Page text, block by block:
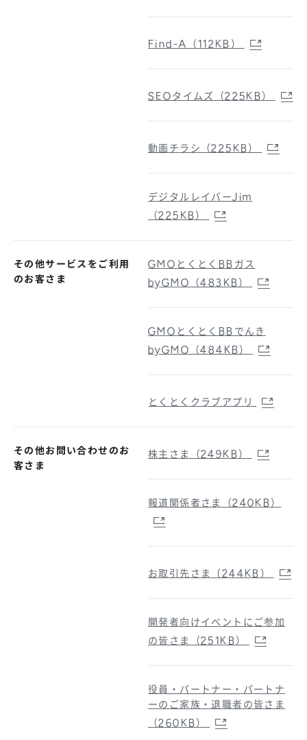
Find-A（112KB）
SEOタイムズ（225KB）
動画チラシ（225KB）
デジタルレイバーJim
（225KB）
その他サービスをご利用
のお客さま
GMOとくとくBBガス
byGMO（483KB）
GMOとくとくBBでんき
byGMO（484KB）
とくとくクラブアプリ
その他お問い合わせのお
客さま
株主さま（249KB）
報道関係者さま（240KB）
お取引先さま（244KB）
開発者向けイベントにご参加
の皆さま（251KB）
役員・パートナー・パートナ
ーのご家族・退職者の皆さま
（260KB）